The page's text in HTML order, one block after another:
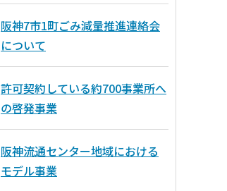
阪神7市1町ごみ減量推進連絡会
について
許可契約している約700事業所へ
の啓発事業
阪神流通センター地域における
モデル事業